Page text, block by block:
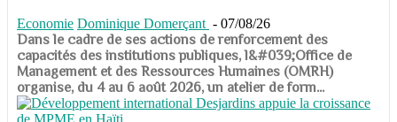
Economie Dominique Domerçant - 07/08/26
Dans le cadre de ses actions de renforcement des
capacités des institutions publiques, l&#039;Office de
Management et des Ressources Humaines (OMRH)
organise, du 4 au 6 août 2026, un atelier de form...